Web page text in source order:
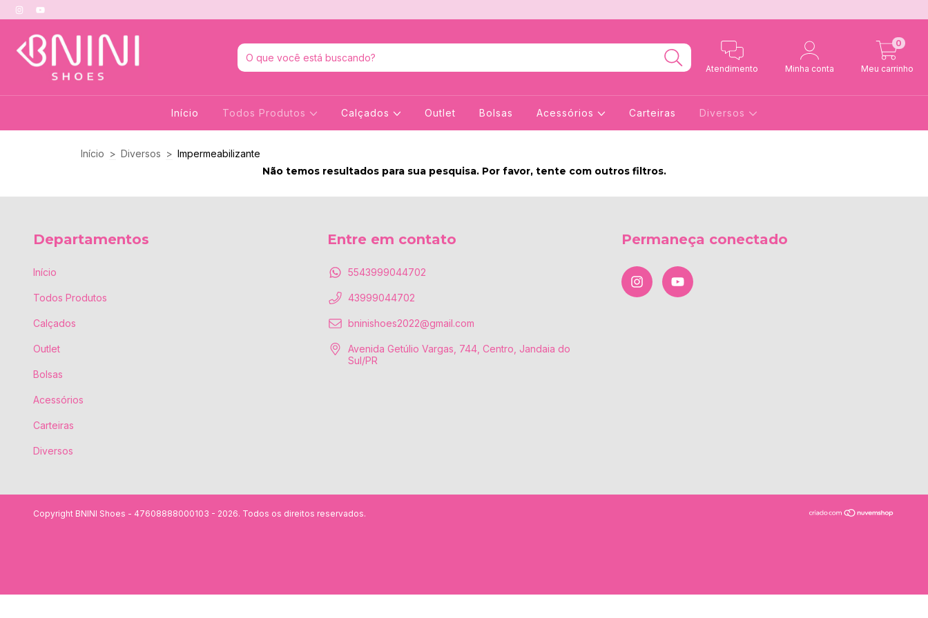
Atendimento Minha conta Meu carrinho
0
Início Todos Produtos Calçados Outlet Bolsas Acessórios Carteiras Diversos
Início > Diversos > Impermeabilizante
Não temos resultados para sua pesquisa. Por favor, tente com outros filtros.
Departamentos
Início
Todos Produtos
Calçados
Outlet
Bolsas
Acessórios
Carteiras
Diversos
Entre em contato
5543999044702
43999044702
bninishoes2022@gmail.com
Avenida Getúlio Vargas, 744, Centro, Jandaia do
Sul/PR
Permaneça conectado
Copyright BNINI Shoes - 47608888000103 - 2026. Todos os direitos reservados.